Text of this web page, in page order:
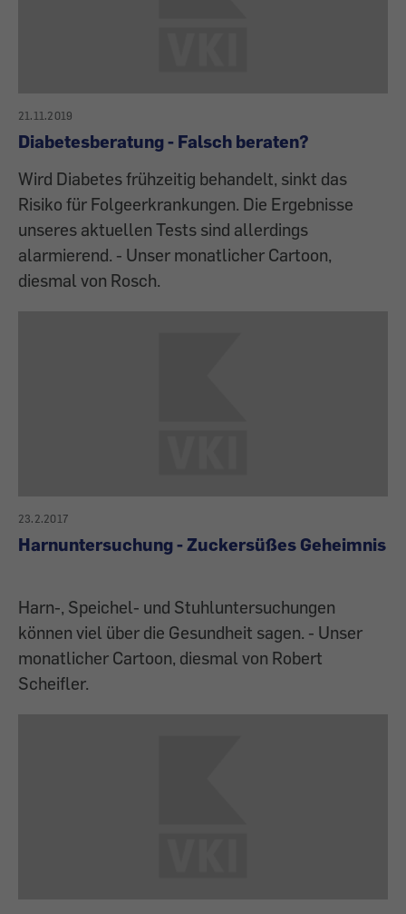
21.11.2019
Diabetesberatung - Falsch beraten?
Wird Diabetes frühzeitig behandelt, sinkt das
Risiko für Folgeerkrankungen. Die Ergebnisse
unseres aktuellen Tests sind allerdings
alarmierend. - Unser monatlicher Cartoon,
diesmal von Rosch.
23.2.2017
Harnuntersuchung - Zuckersüßes Geheimnis
Harn-, Speichel- und Stuhluntersuchungen
können viel über die Gesundheit sagen. - Unser
monatlicher Cartoon, diesmal von Robert
Scheifler.